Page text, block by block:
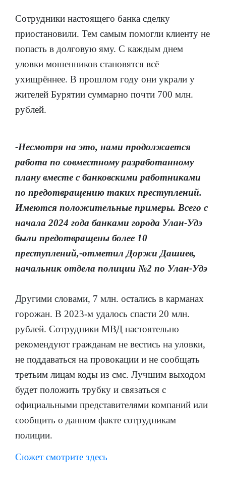
Сотрудники настоящего банка сделку
приостановили. Тем самым помогли клиенту не
попасть в долговую яму. С каждым днем
уловки мошенников становятся всё
ухищрённее. В прошлом году они украли у
жителей Бурятии суммарно почти 700 млн.
рублей.
-Несмотря на это, нами продолжается
работа по совместному разработанному
плану вместе с банковскими работниками
по предотвращению таких преступлений.
Имеются положительные примеры. Всего с
начала 2024 года банками города Улан-Удэ
были предотвращены более 10
преступлений,-отметил Доржи Дашиев,
начальник отдела полиции №2 по Улан-Удэ
Другими словами, 7 млн. остались в карманах
горожан. В 2023-м удалось спасти 20 млн.
рублей. Сотрудники МВД настоятельно
рекомендуют гражданам не вестись на уловки,
не поддаваться на провокации и не сообщать
третьим лицам коды из смс. Лучшим выходом
будет положить трубку и связаться с
официальными представителями компаний или
сообщить о данном факте сотрудникам
полиции.
Сюжет смотрите здесь